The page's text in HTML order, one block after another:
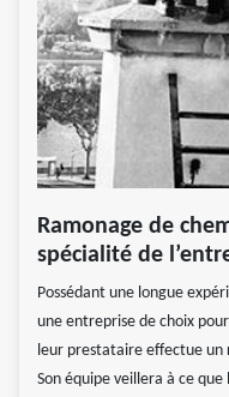
Ramonage de
spécialité de
Possédant une longue
une entreprise de choix
leur prestataire effectue un
Son équipe veillera à ce